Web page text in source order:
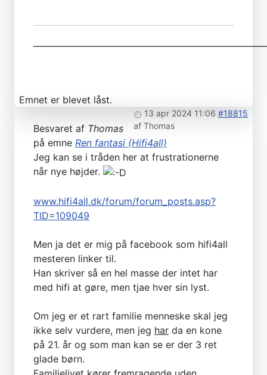
Emnet er blevet låst.
13 apr 2024 11:06 #18815
af Thomas
Besvaret af Thomas
på emne Ren fantasi (Hifi4all)
Jeg kan se i tråden her at frustrationerne
når nye højder.
www.hifi4all.dk/forum/forum_posts.asp?
TID=109049
Men ja det er mig på facebook som hifi4all
mesteren linker til.
Han skriver så en hel masse der intet har
med hifi at gøre, men tjae hver sin lyst.
Om jeg er et rart familie menneske skal jeg
ikke selv vurdere, men jeg har da en kone
på 21. år og som man kan se er der 3 ret
glade børn.